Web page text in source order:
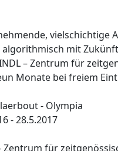
vielschichtige
algorithmisch mit
– Zentrum für
Monate bei freiem
- Olympia
- 28.5.2017
Zentrum für